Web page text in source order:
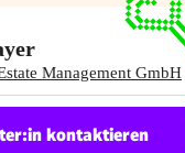
Management GmbH
kontaktieren